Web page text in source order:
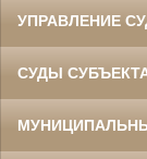
УПРАВЛЕНИЕ
СУДЫ